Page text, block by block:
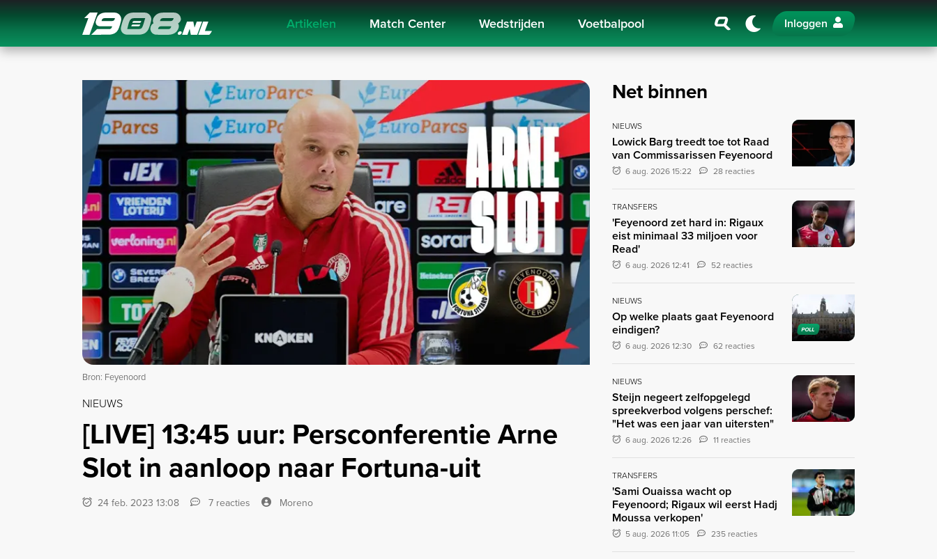
Navigation Artikelen Match Center Wedstrijden Voetbalpool Inloggen
Bron: Feyenoord
NIEUWS
[LIVE] 13:45 uur: Persconferentie Arne
Slot in aanloop naar Fortuna-uit
24 feb. 2023 13:08 7 reacties Moreno
Net binnen
NIEUWS
Lowick Barg treedt toe tot Raad
van Commissarissen Feyenoord
6 aug. 2026 15:22 28 reacties
TRANSFERS
'Feyenoord zet hard in: Rigaux
eist minimaal 33 miljoen voor
Read'
6 aug. 2026 12:41 52 reacties
POLL
NIEUWS
Op welke plaats gaat Feyenoord
eindigen?
6 aug. 2026 12:30 62 reacties
NIEUWS
Steijn negeert zelfopgelegd
spreekverbod volgens perschef:
"Het was een jaar van uitersten"
6 aug. 2026 12:26 11 reacties
TRANSFERS
'Sami Ouaissa wacht op
Feyenoord; Rigaux wil eerst Hadj
Moussa verkopen'
5 aug. 2026 11:05 235 reacties